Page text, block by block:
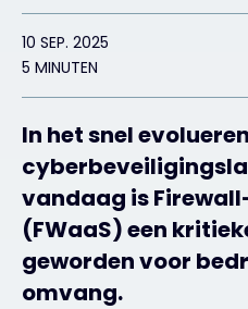
Exclusive
Neem
10 SEP. 2025
5 MINUTEN
In het snel
vandaag is
(FWaaS) een
geworden voor
omvang.